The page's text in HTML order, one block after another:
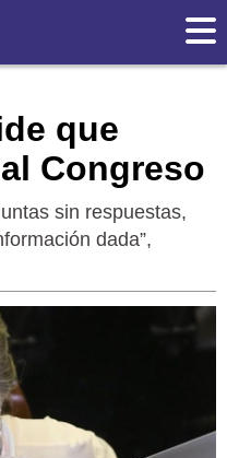
que
Congreso
sin respuestas,
dada”,